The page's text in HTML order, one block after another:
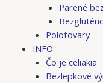
Parené
Polotovary
INFO
Čo je celiakia
Bezlepkové